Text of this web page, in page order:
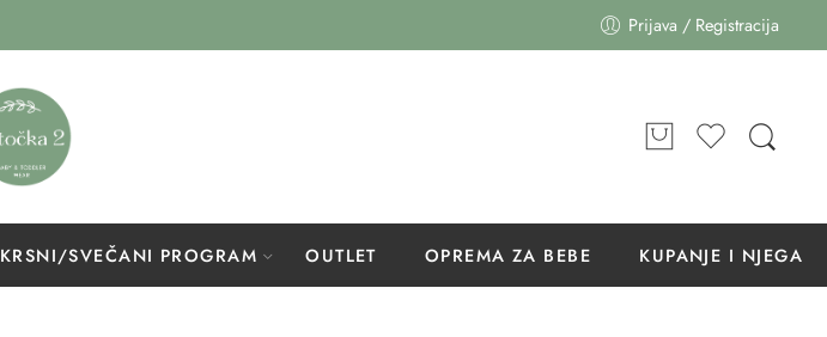
Prijava / Registracija
KRSNI/SVEČANI PROGRAM OUTLET OPREMA ZA BEBE KUPANJE I NJEGA